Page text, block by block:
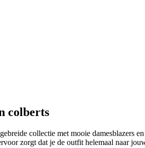
colberts
collectie met mooie damesblazers
zorgt dat je de outfit helemaal naar